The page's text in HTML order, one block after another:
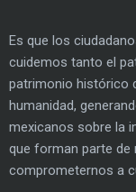
Es que los
cuidemos tanto el
patrimonio histórico
humanidad,
mexicanos sobre la
que forman parte de
comprometernos a